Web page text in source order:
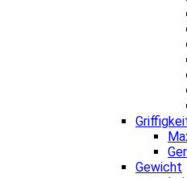
Gewicht